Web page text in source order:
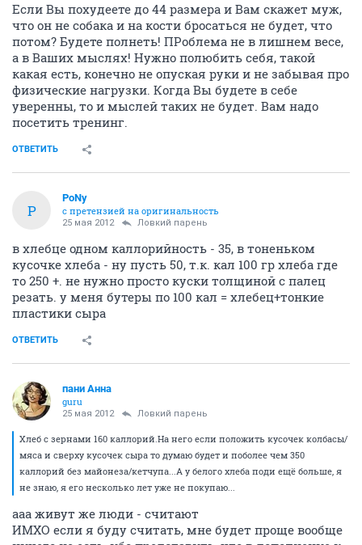
Если Вы похудеете до 44 размера и Вам скажет муж,
что он не собака и на кости бросаться не будет, что
потом? Будете полнеть! ПРоблема не в лишнем весе,
а в Ваших мыслях! Нужно полюбить себя, такой
какая есть, конечно не опуская руки и не забывая про
физические нагрузки. Когда Вы будете в себе
уверенны, то и мыслей таких не будет. Вам надо
посетить тренинг.
ОТВЕТИТЬ
P
PoNy
с претензией на оригинальность
25 мая 2012 Ловкий парень
в хлебце одном каллорийность - 35, в тоненьком
кусочке хлеба - ну пусть 50, т.к. кал 100 гр хлеба где
то 250 +. не нужно просто куски толщиной с палец
резать. у меня бутеры по 100 кал = хлебец+тонкие
пластики сыра
ОТВЕТИТЬ
пани Анна
guru
25 мая 2012 Ловкий парень
Хлеб с зернами 160 каллорий.На него если положить кусочек колбасы/
мяса и сверху кусочек сыра то думаю будет и поболее чем 350
каллорий без майонеза/кетчупа...А у белого хлеба поди ещё больше, я
не знаю, я его несколько лет уже не покупаю...
ааа живут же люди - считают
ИМХО если я буду считать, мне будет проще вообще